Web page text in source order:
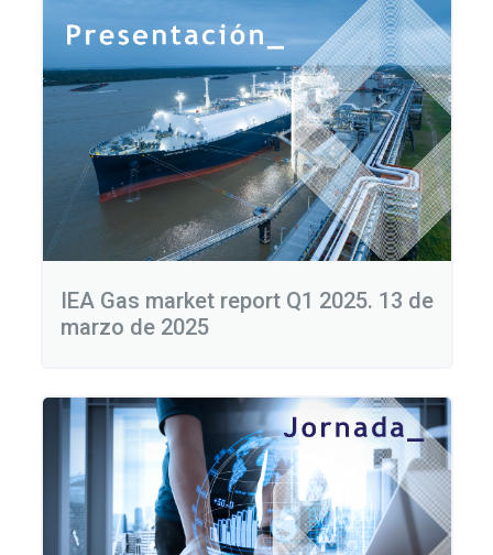
IEA Gas market report Q1 2025. 13 de
marzo de 2025